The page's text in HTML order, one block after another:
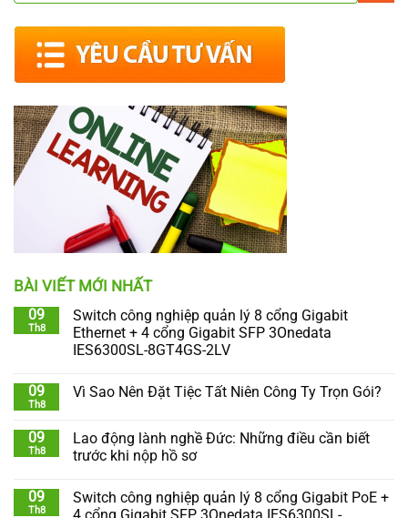
BÀI VIẾT MỚI NHẤT
09
Th8
Switch công nghiệp quản lý 8 cổng Gigabit
Ethernet + 4 cổng Gigabit SFP 3Onedata
IES6300SL-8GT4GS-2LV
09
Th8
Vì Sao Nên Đặt Tiệc Tất Niên Công Ty Trọn Gói?
09
Th8
Lao động lành nghề Đức: Những điều cần biết
trước khi nộp hồ sơ
09
Th8
Switch công nghiệp quản lý 8 cổng Gigabit PoE +